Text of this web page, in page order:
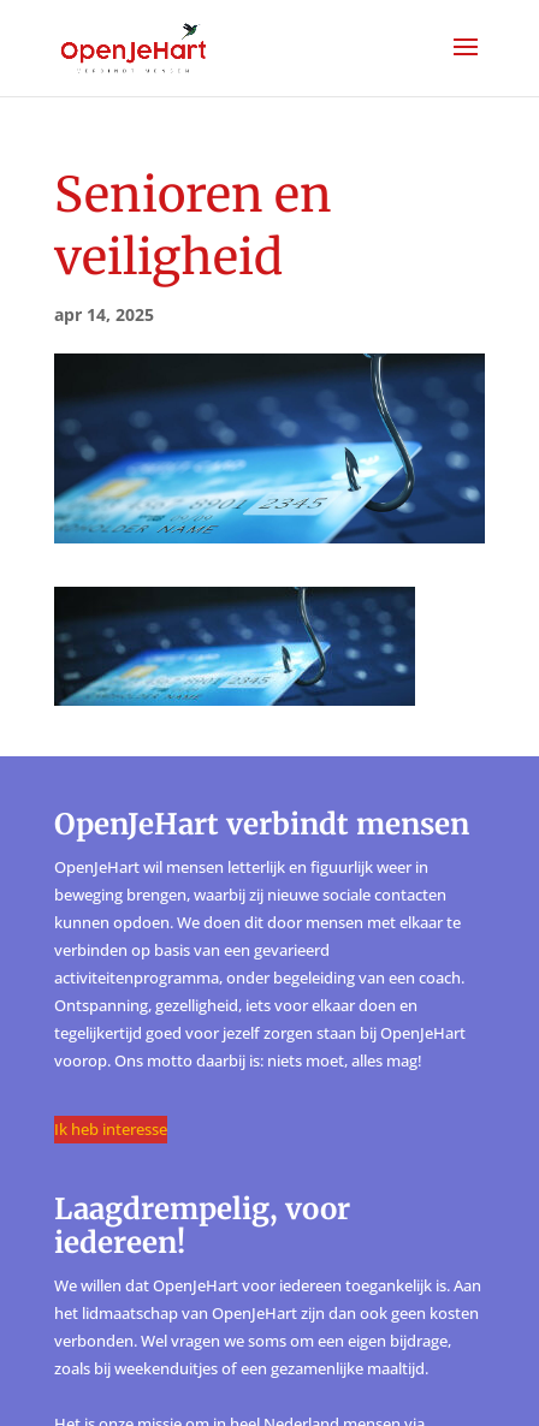
Senioren en
veiligheid
apr 14, 2025
OpenJeHart verbindt mensen
OpenJeHart wil mensen letterlijk en figuurlijk weer in
beweging brengen, waarbij zij nieuwe sociale contacten
kunnen opdoen. We doen dit door mensen met elkaar te
verbinden op basis van een gevarieerd
activiteitenprogramma, onder begeleiding van een coach.
Ontspanning, gezelligheid, iets voor elkaar doen en
tegelijkertijd goed voor jezelf zorgen staan bij OpenJeHart
voorop. Ons motto daarbij is: niets moet, alles mag!
Ik heb interesse
Laagdrempelig, voor
iedereen!
We willen dat OpenJeHart voor iedereen toegankelijk is. Aan
het lidmaatschap van OpenJeHart zijn dan ook geen kosten
verbonden. Wel vragen we soms om een eigen bijdrage,
zoals bij weekenduitjes of een gezamenlijke maaltijd.